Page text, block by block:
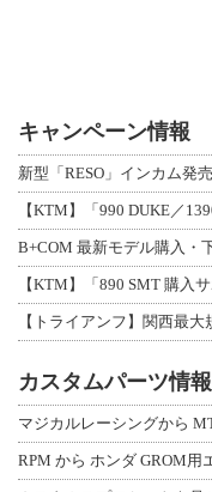
キャンペーン情報
【KTM】「990 DUKE／
【KTM】「890 SMT 購入
カスタムパーツ情報